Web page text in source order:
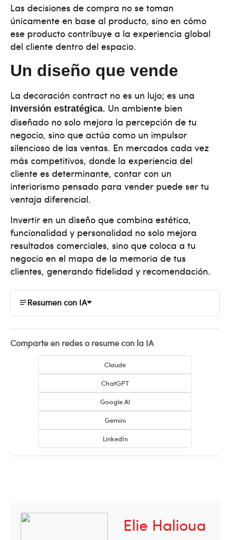
Las decisiones de compra no se toman
únicamente en base al producto, sino en cómo
ese producto contribuye a la experiencia global
del cliente dentro del espacio.
Un diseño que vende
La decoración contract no es un lujo; es una
inversión estratégica. Un ambiente bien
diseñado no solo mejora la percepción de tu
negocio, sino que actúa como un impulsor
silencioso de las ventas. En mercados cada vez
más competitivos, donde la experiencia del
cliente es determinante, contar con un
interiorismo pensado para vender puede ser tu
ventaja diferencial.
Invertir en un diseño que combina estética,
funcionalidad y personalidad no solo mejora
resultados comerciales, sino que coloca a tu
negocio en el mapa de la memoria de tus
clientes, generando fidelidad y recomendación.
Resumen con IA
Comparte en redes o resume con la IA
Claude
ChatGPT
Google AI
Gemini
LinkedIn
Elie Halioua